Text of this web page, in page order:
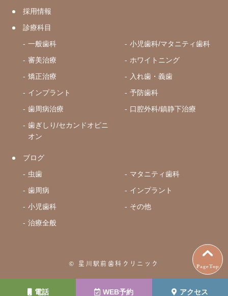
電話 WEB予約 アクセス
PageTop
採用情報
診療科目
一般歯科
小児歯科/マタニティ歯科
審美治療
ホワイトニング
矯正治療
入れ歯・義歯
インプラント
予防歯科
歯周病治療
口腔外科/鎮静下治療
歯ぎしり/セカンドオピニ
オン
ブログ
虫歯
マタニティ歯科
歯周病
インプラント
小児歯科
その他
治療全般
© 星川駅前歯科クリニック